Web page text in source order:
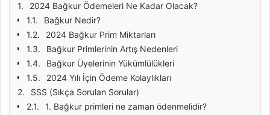
2024 Bağkur Ödemeleri Ne Kadar Olacak?
Bağkur Nedir?
2024 Bağkur Prim Miktarları
Bağkur Primlerinin Artış Nedenleri
Bağkur Üyelerinin Yükümlülükleri
2024 Yılı İçin Ödeme Kolaylıkları
SSS (Sıkça Sorulan Sorular)
1. Bağkur primleri ne zaman ödenmelidir?